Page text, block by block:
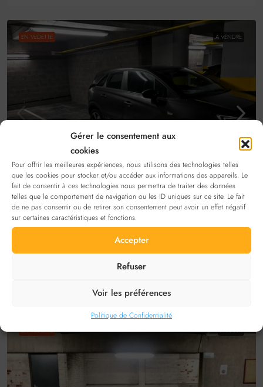
Gérer le consentement aux
cookies
Pour offrir les meilleures expériences, nous utilisons des technologies telles
que les cookies pour stocker et/ou accéder aux informations des appareils. Le
fait de consentir à ces technologies nous permettra de traiter des données
telles que le comportement de navigation ou les ID uniques sur ce site. Le fait
de ne pas consentir ou de retirer son consentement peut avoir un effet négatif
sur certaines caractéristiques et fonctions.
Accepter
Refuser
Voir les préférences
Politique de Confidentialité
EN VEDETTE A VENDRE
35.000€
Double place de parking à vendre Centre de
Bruxelles proximité City2
Rue Saint-Laurent, Bruxelles, Belgique
EN VEDETTE A LOUER